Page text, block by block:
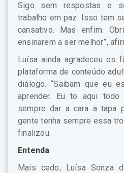
Sigo sem respostas e
trabalho em paz. Isso tem
cansativo. Mas enfim.
ensinarem a ser melhor”,
Luísa ainda agradeceu os
plataforma de conteúdo
diálogo. “Saibam que eu
aprender. Eu to aqui
sempre dar a cara a tapa
gente tenha sempre essa
finalizou.
Entenda
Mais cedo, Luísa Sonza